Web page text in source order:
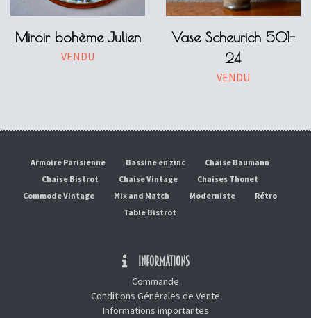
Miroir bohème Julien
VENDU
Vase Scheurich 501-
24
VENDU
Armoire Parisienne Bassine en zinc
Chaise Baumann
Chaise Bistrot
Chaise Vintage
Chaises Thonet
Commode Vintage
Mix and Match Moderniste
Rétro
Table Bistrot
INFORMATIONS
Commande
Conditions Générales de Vente
Informations importantes